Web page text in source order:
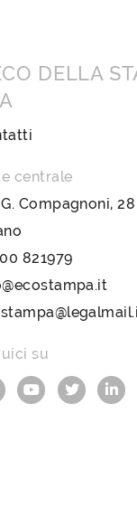
DELLA
centrale
Compagnoni,
821979
su